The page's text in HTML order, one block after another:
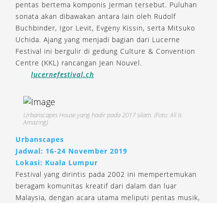
pentas bertema komponis Jerman tersebut. Puluhan
sonata akan dibawakan antara lain oleh Rudolf
Buchbinder, Igor Levit, Evgeny Kissin, serta Mitsuko
Uchida. Ajang yang menjadi bagian dari Lucerne
Festival ini bergulir di gedung Culture & Convention
Centre (KKL) rancangan Jean Nouvel.
lucernefestival.ch
Urbanscapes House yang hadir pada 2017 silam. (Foto: All Is
Amazing)
Urbanscapes
Jadwal: 16-24 November 2019
Lokasi: Kuala Lumpur
Festival yang dirintis pada 2002 ini mempertemukan
beragam komunitas kreatif dari dalam dan luar
Malaysia, dengan acara utama meliputi pentas musik,